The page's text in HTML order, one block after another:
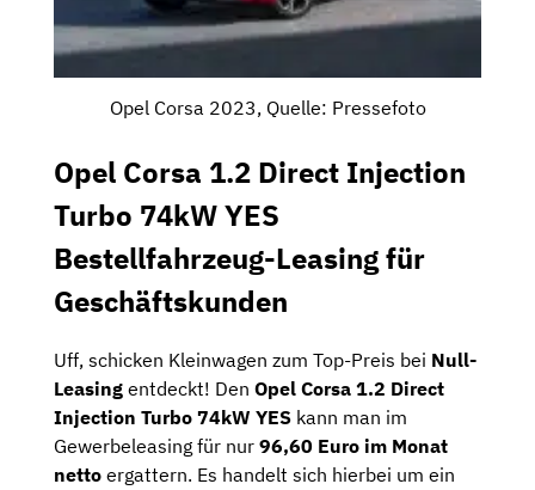
Opel Corsa 2023, Quelle: Pressefoto
Opel Corsa 1.2 Direct Injection
Turbo 74kW YES
Bestellfahrzeug-Leasing für
Geschäftskunden
Uff, schicken Kleinwagen zum Top-Preis bei Null-
Leasing entdeckt! Den Opel Corsa 1.2 Direct
Injection Turbo 74kW YES kann man im
Gewerbeleasing für nur 96,60 Euro im Monat
netto ergattern. Es handelt sich hierbei um ein